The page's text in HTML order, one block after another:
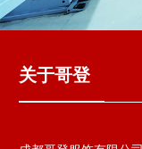
关于哥登